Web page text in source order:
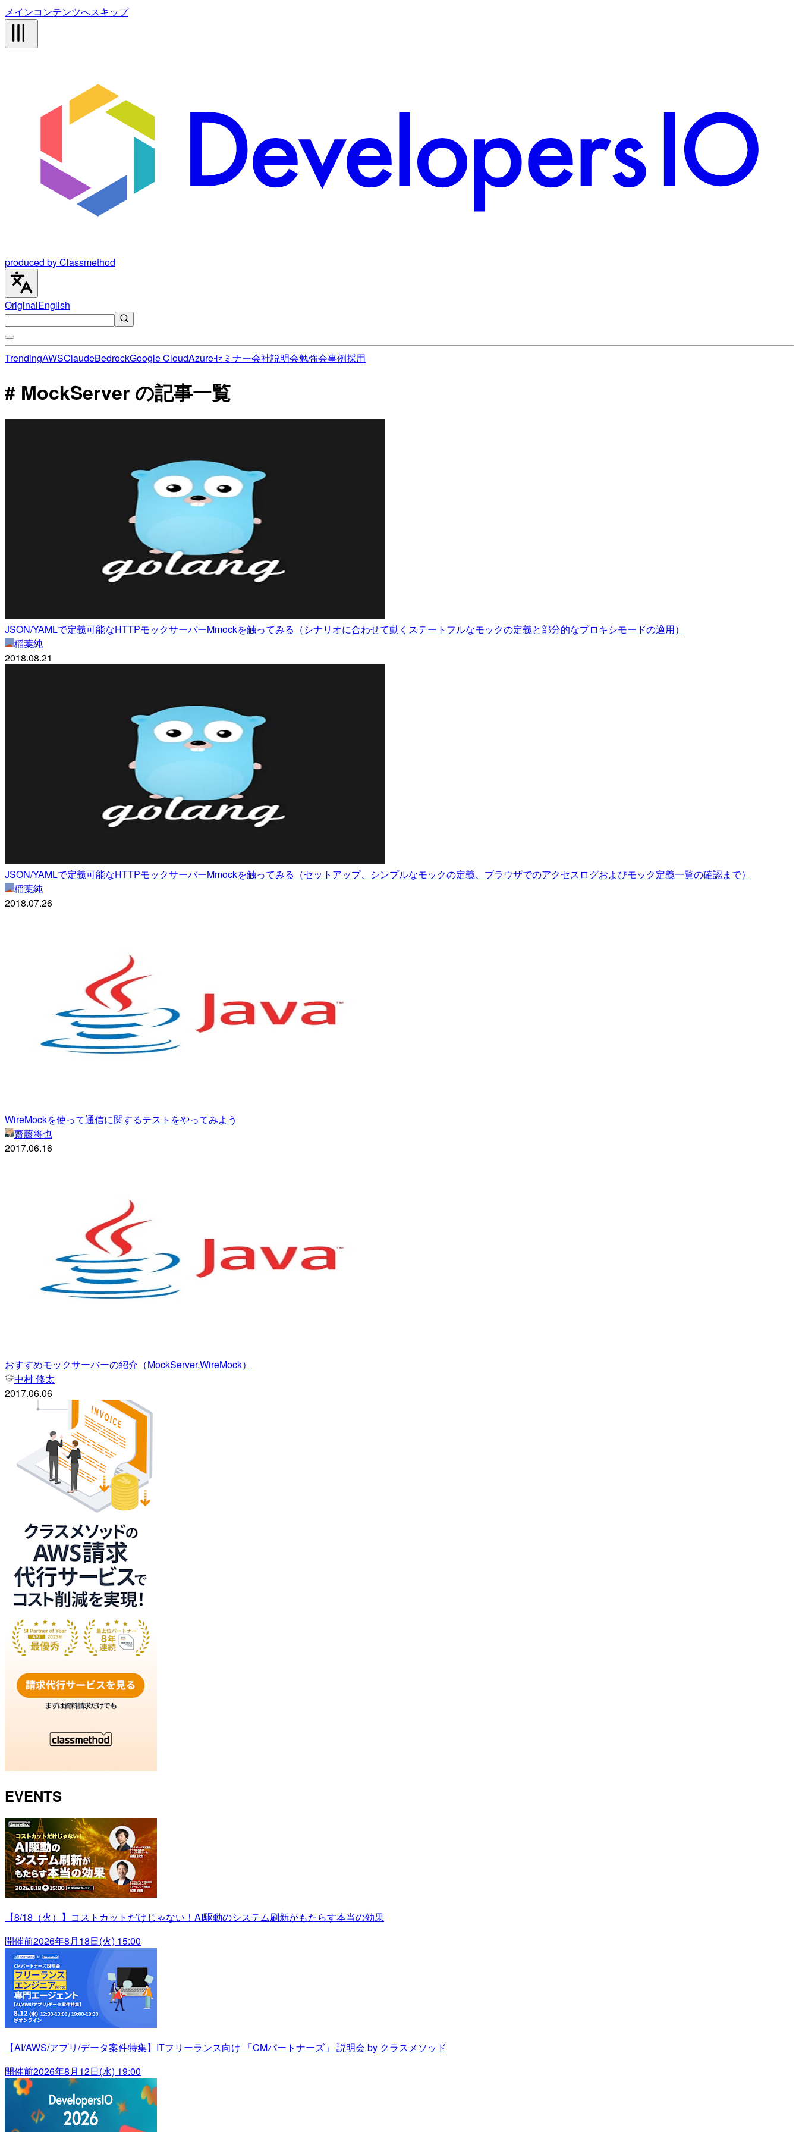
メインコンテンツへスキップ
produced by Classmethod
OriginalEnglish
TrendingAWSClaudeBedrockGoogle CloudAzureセミナー会社説明会勉強会事例採用
# MockServer の記事一覧
JSON/YAMLで定義可能なHTTPモックサーバーMmockを触ってみる（シナリオに合わせて動くステートフルなモックの定義と部分的なプロキシモードの適用）
稲葉純
2018.08.21
JSON/YAMLで定義可能なHTTPモックサーバーMmockを触ってみる（セットアップ、シンプルなモックの定義、ブラウザでのアクセスログおよびモック定義一覧の確認まで）
稲葉純
2018.07.26
WireMockを使って通信に関するテストをやってみよう
齋藤将也
2017.06.16
おすすめモックサーバーの紹介（MockServer,WireMock）
中村 修太
2017.06.06
EVENTS
【8/18（火）】コストカットだけじゃない！AI駆動のシステム刷新がもたらす本当の効果
開催前2026年8月18日(火) 15:00
【AI/AWS/アプリ/データ案件特集】ITフリーランス向け 「CMパートナーズ」 説明会 by クラスメソッド
開催前2026年8月12日(水) 19:00